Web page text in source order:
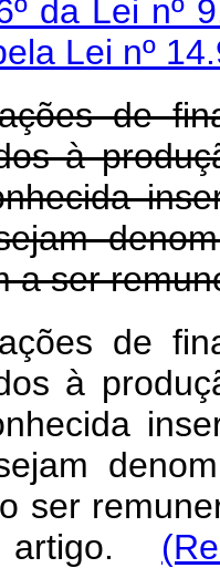
da Lei nº
Lei nº
de
à
a ser
de
à
ser
artigo.